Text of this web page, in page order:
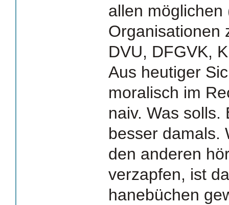
allen möglichen
Organisationen
DVU, DFGVK,
Aus heutiger
moralisch im
naiv. Was solls.
besser damals.
den anderen
verzapfen, ist
hanebüchen